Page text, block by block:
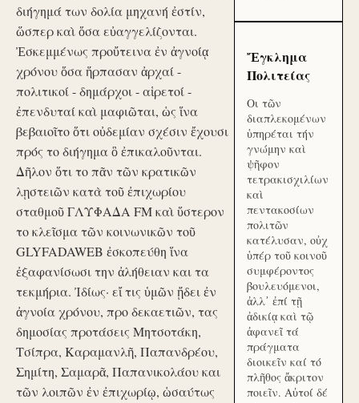
διήγημά των δολία μηχανή ἐστίν,
ὥσπερ καὶ ὅσα εὐαγγελίζονται.
Ἐσκεμμένως προὔτεινα ἐν ἀγνοίᾳ
χρόνου ὅσα ἥρπασαν ἀρχαί -
πολιτικοί - δημάρχοι - αἱρετοί -
ἐπενδυταί καὶ μαφιῶται, ὡς ἵνα
βεβαιοῖτο ὅτι οὐδεμίαν σχέσιν ἔχουσι
πρός το διήγημα ὃ ἐπικαλοῦνται.
Δῆλον ὅτι το πᾶν τῶν κρατικῶν
λῃστειῶν κατὰ τοῦ ἐπιχωρίου
σταθμοῦ ΓΛΥΦΑΔΑ FM καὶ ὕστερον
το κλεῖσμα τῶν κοινωνικῶν τοῦ
GLYFADAWEB ἐσκοπεύθη ἵνα
ἐξαφανίσωσι την ἀλήθειαν και τα
τεκμήρια. Ἰδίως· εἴ τις ὑμῶν ᾔδει ἐν
ἀγνοία χρόνου, προ δεκαετιῶν, τας
δημοσίας προτάσεις Μητσοτάκη,
Τσίπρα, Καραμανλῆ, Παπανδρέου,
Σημίτη, Σαμαρᾶ, Παπανικολάου και
τῶν λοιπῶν ἐν ἐπιχωρίῳ, ὡσαύτως
Ἔγκλημα
Πολιτείας
Οι τῶν
διαπλεκομένων
ὑπηρέται τήν
γνώμην καὶ
ψῆφον
τετρακισχιλίων
καὶ
πεντακοσίων
πολιτῶν
κατέλυσαν, οὐχ
ὑπέρ τοῦ κοινοῦ
συμφέροντος
βουλευόμενοι,
ἀλλ᾽ ἐπί τῇ
ἀδικίᾳ καὶ τῷ
ἀφανεῖ τά
πράγματα
διοικεῖν καί τό
πλῆθος ἄκριτον
ποιεῖν. Αὐτοί δέ